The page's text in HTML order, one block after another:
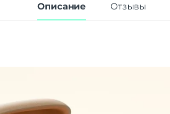
Описание Отзывы